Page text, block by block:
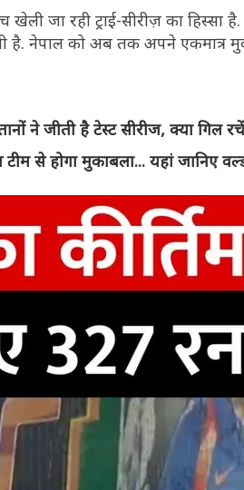
जा रही ट्राई-सीरीज़ का हिस्सा
है. नेपाल को अब तक अपने एकमात्र
ने जीती है टेस्ट सीरीज, क्या गिल
से होगा मुकाबला... यहां जानिए